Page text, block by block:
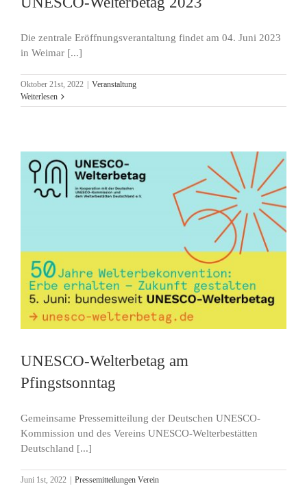
Die zentrale Eröffnungsverantaltung findet am 04. Juni 2023
in Weimar [...]
Oktober 21st, 2022 | Veranstaltung
Weiterlesen
UNESCO-Welterbetag am
Pfingstsonntag
Gemeinsame Pressemitteilung der Deutschen UNESCO-
Kommission und des Vereins UNESCO-Welterbestätten
Deutschland [...]
Juni 1st, 2022 | Pressemitteilungen Verein